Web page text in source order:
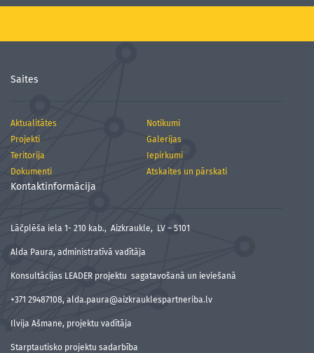
Saites
Aktualitātes
Notikumi
Projekti
Galerijas
Teritorija
Iepirkumi
Dokumenti
Atskaites un pārskati
Kontaktinformācija
Lāčplēša iela 1- 210 kab., Aizkraukle, LV – 5101
Alda Paura, administratīvā vadītāja
Konsultācijas LEADER projektu sagatavošanā un ieviešanā
+371 29487108, alda.paura@aizkrauklespartneriba.lv
Ilvija Ašmane, projektu vadītāja
Starptautisko projektu sadarbība